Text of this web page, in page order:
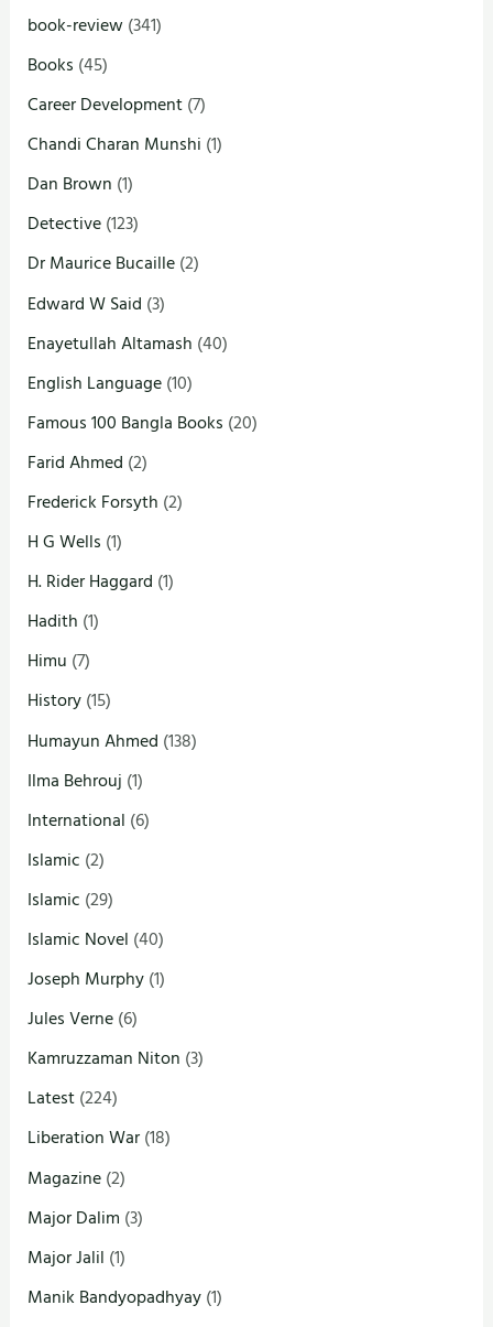
book-review(341)
Books (45)
Career Development(7)
Chandi Charan Munshi (1)
Dan Brown (1)
Detective(123)
Dr Maurice Bucaille(2)
Edward W Said (3)
Enayetullah Altamash (40)
English Language(10)
Famous 100 Bangla Books (20)
Farid Ahmed (2)
Frederick Forsyth (2)
H G Wells (1)
H. Rider Haggard (1)
Hadith (1)
Himu (7)
History(15)
Humayun Ahmed (138)
Ilma Behrouj (1)
International (6)
Islamic (2)
Islamic (29)
Islamic Novel (40)
Joseph Murphy(1)
Jules Verne(6)
Kamruzzaman Niton (3)
Latest(224)
Liberation War(18)
Magazine(2)
Major Dalim (3)
Major Jalil (1)
Manik Bandyopadhyay(1)